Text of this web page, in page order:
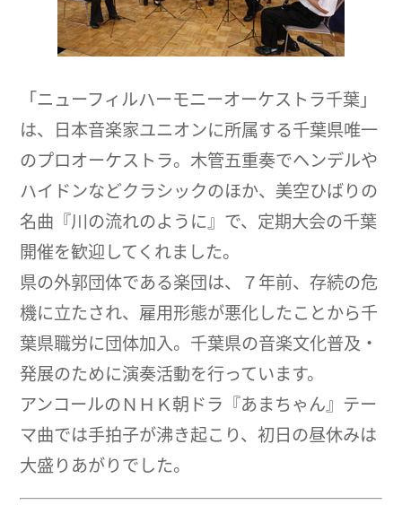
「ニューフィルハーモニーオーケストラ千葉」
は、日本音楽家ユニオンに所属する千葉県唯一
のプロオーケストラ。木管五重奏でヘンデルや
ハイドンなどクラシックのほか、美空ひばりの
名曲『川の流れのように』で、定期大会の千葉
開催を歓迎してくれました。
県の外郭団体である楽団は、７年前、存続の危
機に立たされ、雇用形態が悪化したことから千
葉県職労に団体加入。千葉県の音楽文化普及・
発展のために演奏活動を行っています。
アンコールのＮＨＫ朝ドラ『あまちゃん』テー
マ曲では手拍子が沸き起こり、初日の昼休みは
大盛りあがりでした。